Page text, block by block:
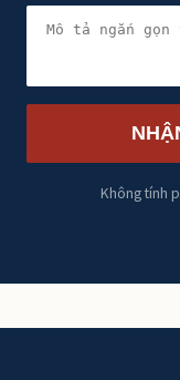
Không tính